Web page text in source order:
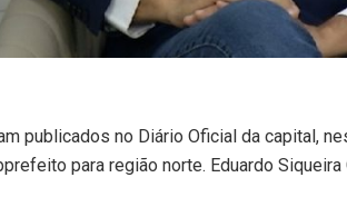
publicados no Diário Oficial da capital,
para região norte. Eduardo